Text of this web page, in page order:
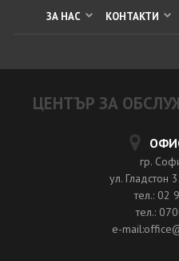
ЗА НАС КОНТАКТИ
ЦЕНТЪР ЗА
гр.
ул. Гладстон
тел.: 02
тел.:
e-